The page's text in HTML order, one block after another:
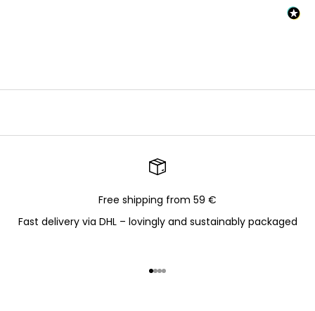
Free shipping from 59 €
Fast delivery via DHL – lovingly and sustainably packaged
Go to item 1
Go to item 2
Go to item 3
Go to item 4